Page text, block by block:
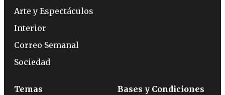
Arte y Espectáculos
Interior
Correo Semanal
Sociedad
Temas
Bases y Condiciones